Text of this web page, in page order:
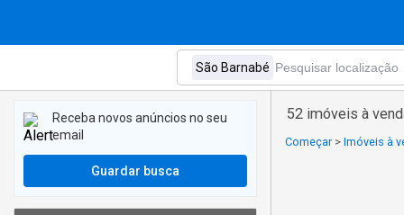
52 imóveis à
Começar > Imóveis à
Receba novos anúncios no seu
email
Guardar busca